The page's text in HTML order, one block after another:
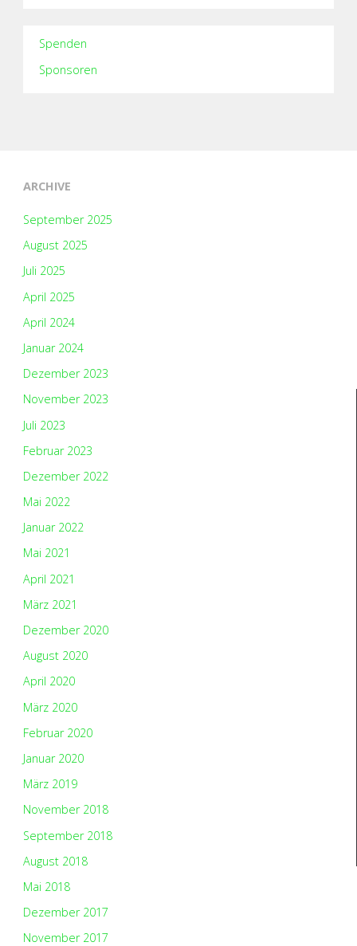
Spenden
Sponsoren
ARCHIVE
September 2025
August 2025
Juli 2025
April 2025
April 2024
Januar 2024
Dezember 2023
November 2023
Juli 2023
Februar 2023
Dezember 2022
Mai 2022
Januar 2022
Mai 2021
April 2021
März 2021
Dezember 2020
August 2020
April 2020
März 2020
Februar 2020
Januar 2020
März 2019
November 2018
September 2018
August 2018
Mai 2018
Dezember 2017
November 2017